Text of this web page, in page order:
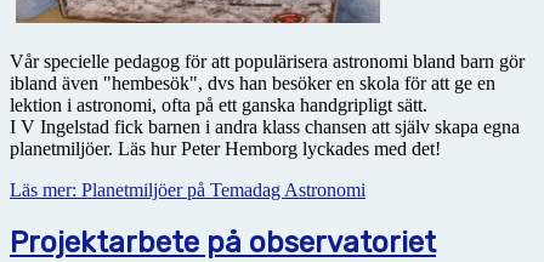
Vår specielle pedagog för att populärisera astronomi bland barn gör
ibland även "hembesök", dvs han besöker en skola för att ge en
lektion i astronomi, ofta på ett ganska handgripligt sätt.
I V Ingelstad fick barnen i andra klass chansen att själv skapa egna
planetmiljöer. Läs hur Peter Hemborg lyckades med det!
Läs mer: Planetmiljöer på Temadag Astronomi
Projektarbete på observatoriet